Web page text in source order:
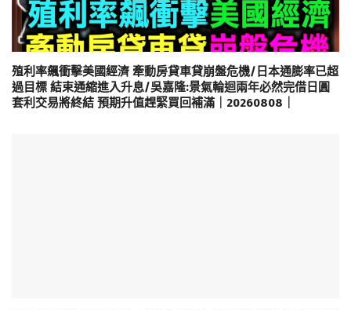
殖利率飆衝擊美國經濟 牽動房貸車貸崩盤危機/日本通膨率已超
過目標 結束通縮進入升息/吳嘉隆:景氣輪迴兩年必然完借日圓
套利交易將終結 預期升值趕緊買回補滿｜20260808｜